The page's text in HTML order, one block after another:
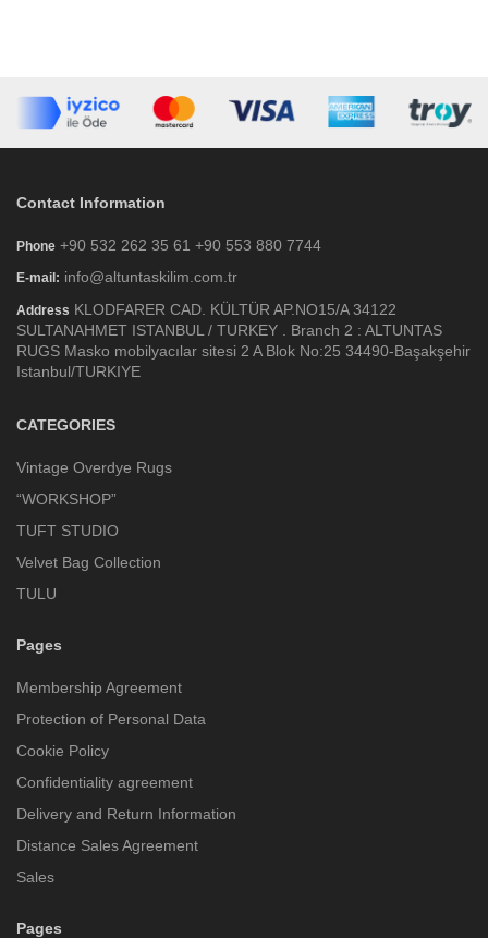
Contact Information
Phone +90 532 262 35 61 +90 553 880 7744
E-mail: info@altuntaskilim.com.tr
Address KLODFARER CAD. KÜLTÜR AP.NO15/A 34122
SULTANAHMET ISTANBUL / TURKEY . Branch 2 : ALTUNTAS
RUGS Masko mobilyacılar sitesi 2 A Blok No:25 34490-Başakşehir
Istanbul/TURKIYE
CATEGORIES
Vintage Overdye Rugs
“WORKSHOP”
TUFT STUDIO
Velvet Bag Collection
TULU
Pages
Membership Agreement
Protection of Personal Data
Cookie Policy
Confidentiality agreement
Delivery and Return Information
Distance Sales Agreement
Sales
Pages